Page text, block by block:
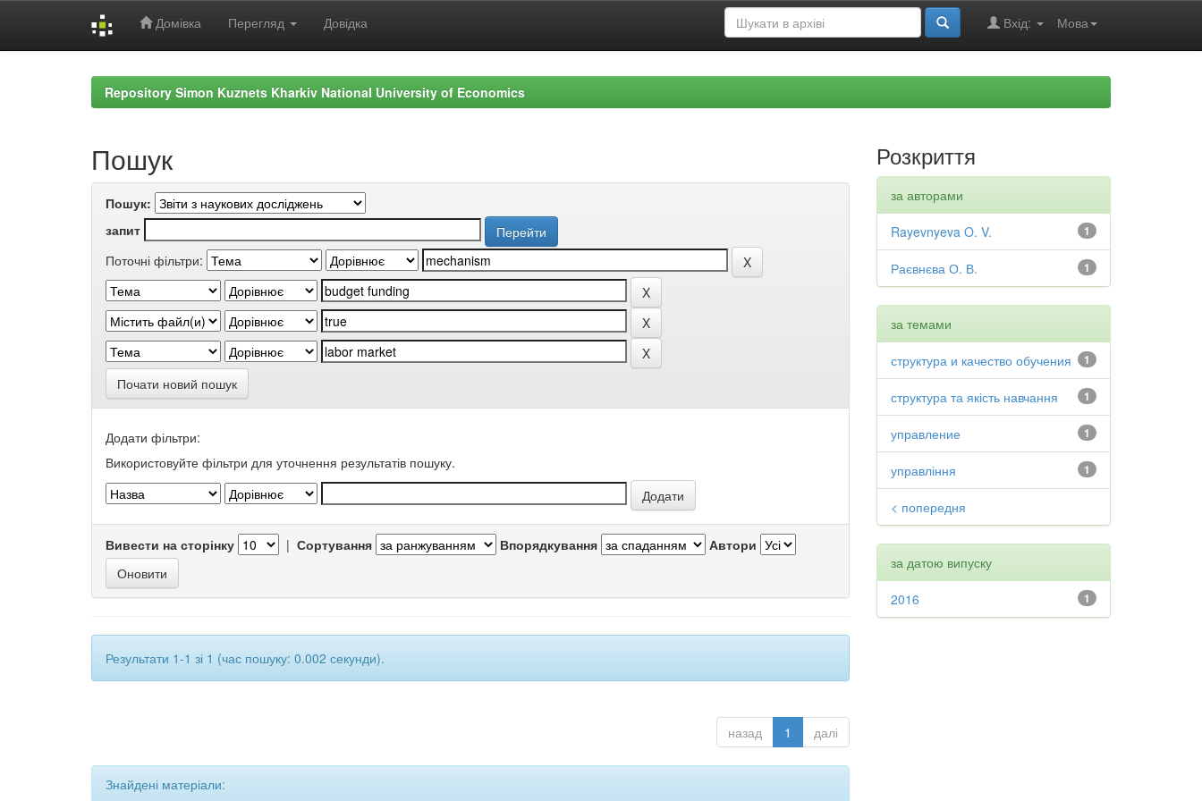
Домівка Перегляд Довідка Мова
Вхід:
Repository Simon Kuznets Kharkiv National University of Economics
Пошук
Пошук:
запит
Поточні фільтри:
Почати новий пошук
Додати фільтри:
Використовуйте фільтри для уточнення результатів пошуку.
Вивести на сторінку | Сортування Впорядкування Автори
Результати 1-1 зі 1 (час пошуку: 0.002 секунди).
назад 1 далі
Знайдені матеріали:
Розкриття
за авторами
1
Rayevnyeva O. V.
1
Раєвнєва О. В.
за темами
1
структура и качество обучения
1
структура та якість навчання
1
управление
1
управління
< попередня
за датою випуску
1
2016